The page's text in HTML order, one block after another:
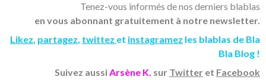
Tenez-vous informés de nos derniers blablas
en vous abonnant gratuitement à notre newsletter.
Likez, partagez, twittez et instagramez les blablas de Bla
Bla Blog !
Suivez aussiArsène K. sur Twitter et Facebook